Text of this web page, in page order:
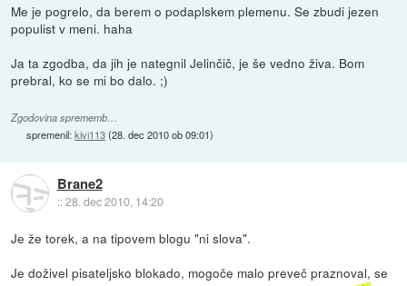
Me je pogrelo, da berem o podaplskem plemenu. Se zbudi jezen
populist v meni. haha
Ja ta zgodba, da jih je nategnil Jelinčič, je še vedno živa. Bom
prebral, ko se mi bo dalo. ;)
Zgodovina sprememb…
spremenil:kivi113(28. dec 2010 ob 09:01)
Brane2
::28. dec 2010, 14:20
Je že torek, a na tipovem blogu "ni slova".
Je doživel pisateljsko blokado, mogoče malo preveč praznoval, se